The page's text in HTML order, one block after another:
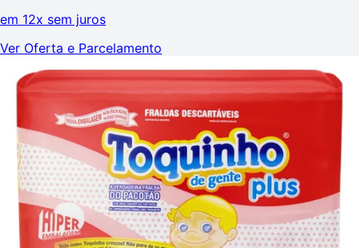
em 12x sem juros
Ver Oferta e Parcelamento